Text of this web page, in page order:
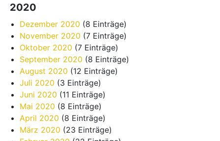
2020
Dezember 2020 (8 Einträge)
November 2020 (7 Einträge)
Oktober 2020 (7 Einträge)
September 2020 (8 Einträge)
August 2020 (12 Einträge)
Juli 2020 (3 Einträge)
Juni 2020 (11 Einträge)
Mai 2020 (8 Einträge)
April 2020 (8 Einträge)
März 2020 (23 Einträge)